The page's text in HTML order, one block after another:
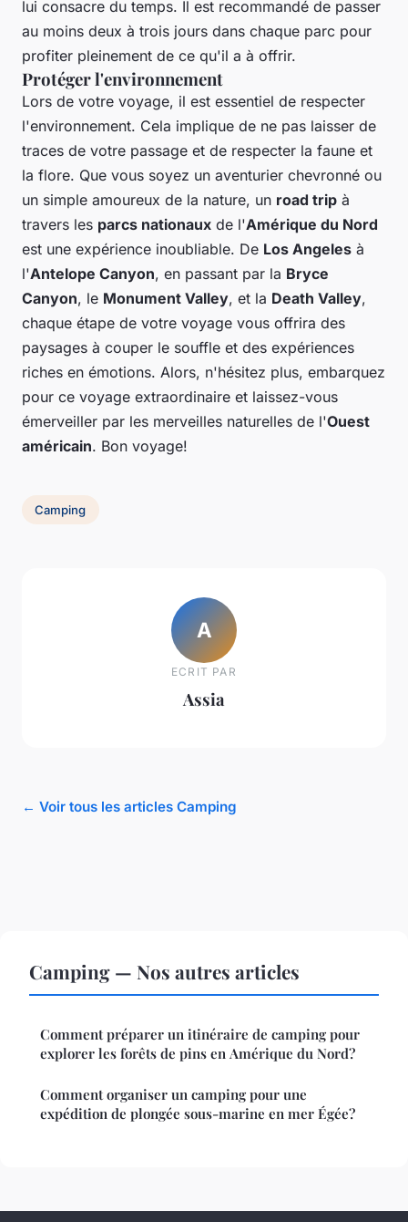
lui consacre du temps. Il est recommandé de passer
au moins deux à trois jours dans chaque parc pour
profiter pleinement de ce qu'il a à offrir.
Protéger l'environnement
Lors de votre voyage, il est essentiel de respecter
l'environnement. Cela implique de ne pas laisser de
traces de votre passage et de respecter la faune et
la flore. Que vous soyez un aventurier chevronné ou
un simple amoureux de la nature, un road trip à
travers les parcs nationaux de l'Amérique du Nord
est une expérience inoubliable. De Los Angeles à
l'Antelope Canyon, en passant par la Bryce
Canyon, le Monument Valley, et la Death Valley,
chaque étape de votre voyage vous offrira des
paysages à couper le souffle et des expériences
riches en émotions. Alors, n'hésitez plus, embarquez
pour ce voyage extraordinaire et laissez-vous
émerveiller par les merveilles naturelles de l'Ouest
américain. Bon voyage!
Camping
A
ECRIT PAR
Assia
← Voir tous les articles Camping
Camping — Nos autres articles
Comment préparer un itinéraire de camping pour
explorer les forêts de pins en Amérique du Nord?
Comment organiser un camping pour une
expédition de plongée sous-marine en mer Égée?